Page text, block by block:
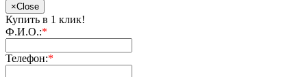
×Close
Купить в 1 клик!
Ф.И.О.:*
Телефон:*